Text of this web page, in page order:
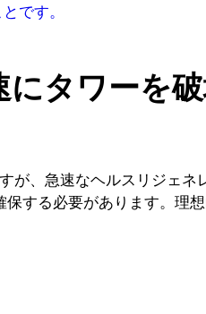
です。
タワーを破
が、急速なヘルスリジェ
する必要があります。理